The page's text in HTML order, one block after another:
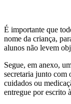
É importante que
nome da criança,
alunos não levem
Segue, em anexo,
secretaria junto com
cuidados ou
entregue por escrito